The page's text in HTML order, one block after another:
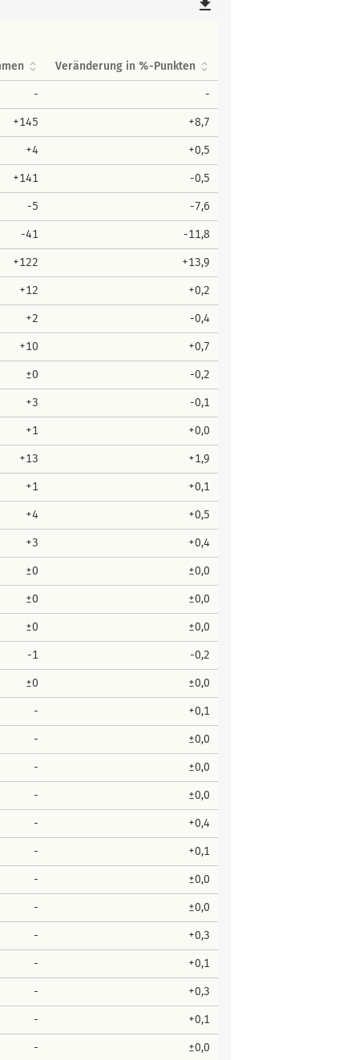
file_download
Veränderung in %-Punkten
- -
+145 +8,7
+4 +0,5
+141 -0,5
-5 -7,6
-41 -11,8
+122 +13,9
+12 +0,2
+2 -0,4
+10 +0,7
±0 -0,2
+3 -0,1
+1 +0,0
+13 +1,9
+1 +0,1
+4 +0,5
+3 +0,4
±0 ±0,0
±0 ±0,0
±0 ±0,0
-1 -0,2
±0 ±0,0
- +0,1
- ±0,0
- ±0,0
- ±0,0
- +0,4
- +0,1
- ±0,0
- ±0,0
- +0,3
- +0,1
- +0,3
- +0,1
- ±0,0